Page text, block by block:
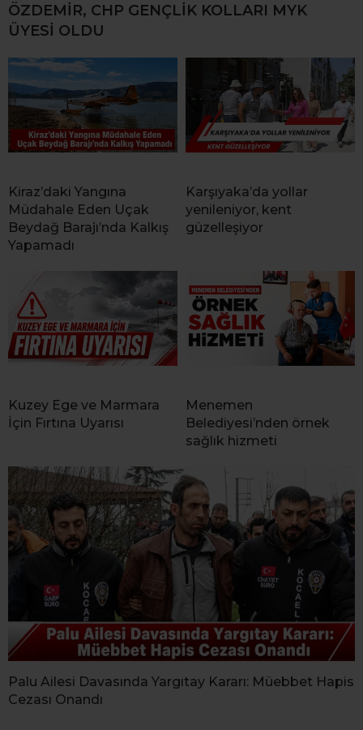
ÖZDEMİR, CHP GENÇLİK KOLLARI MYK
ÜYESİ OLDU
Kiraz’daki Yangına
Müdahale Eden Uçak
Beydağ Barajı’nda Kalkış
Yapamadı
Karşıyaka’da yollar
yenileniyor, kent
güzelleşiyor
Kuzey Ege ve Marmara
İçin Fırtına Uyarısı
Menemen
Belediyesi’nden örnek
sağlık hizmeti
Palu Ailesi Davasında Yargıtay Kararı: Müebbet Hapis
Cezası Onandı